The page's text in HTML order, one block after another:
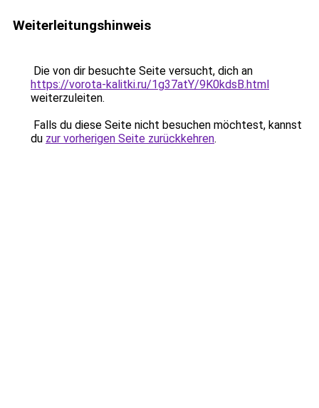
Weiterleitungshinweis
Die von dir besuchte Seite versucht, dich an
https://vorota-kalitki.ru/1g37atY/9K0kdsB.html
weiterzuleiten.
Falls du diese Seite nicht besuchen möchtest, kannst
du zur vorherigen Seite zurückkehren.